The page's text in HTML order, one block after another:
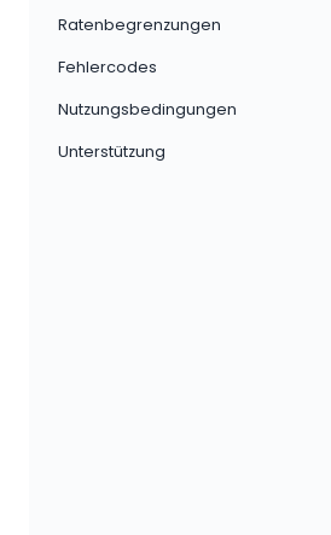
Ratenbegrenzungen
Fehlercodes
Nutzungsbedingungen
Unterstützung